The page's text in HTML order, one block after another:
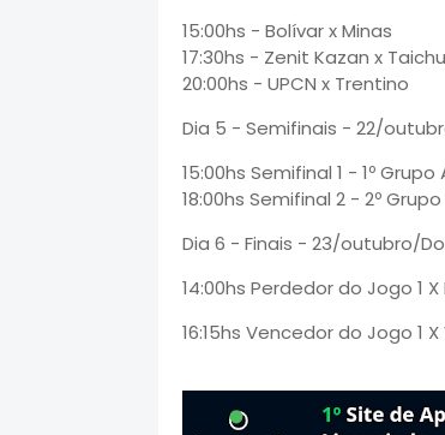
15:00hs - Bolívar x Minas
17:30hs - Zenit Kazan x
20:00hs - UPCN x Trentino
Dia 5 - Semifinais - 22/
15:00hs Semifinal 1 - 1º Grupo
18:00hs Semifinal 2 - 2º
Dia 6 - Finais - 23/outubro/
14:00hs Perdedor do Jogo 1
16:15hs Vencedor do Jogo 1